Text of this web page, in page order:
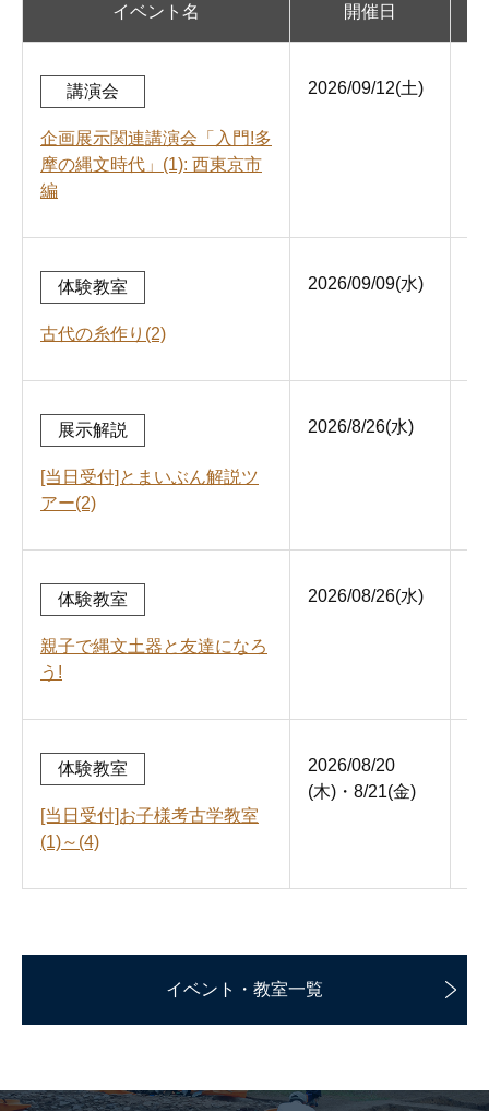
イベント名 開催日
講演会
企画展示関連講演会「入門!多
摩の縄文時代」(1): 西東京市
編
2026/09/12(土)
体験教室
古代の糸作り(2)
2026/09/09(水)
展示解説
[当日受付]とまいぶん解説ツ
アー(2)
2026/8/26(水)
体験教室
親子で縄文土器と友達になろ
う!
2026/08/26(水)
体験教室
[当日受付]お子様考古学教室
(1)～(4)
2026/08/20
(木)・8/21(金)
イベント・教室一覧